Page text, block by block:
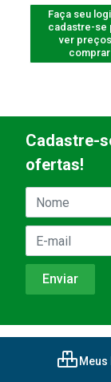
Faça seu
cadastre-se
ver
comprar
Cadastre-
ofertas!
Meus